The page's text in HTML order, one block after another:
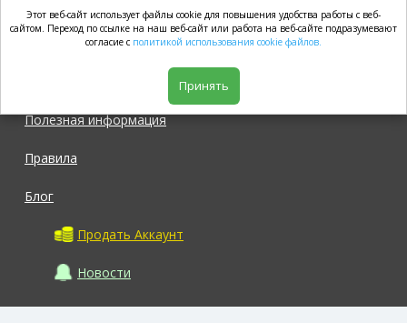
market.com
Полезная информация
Правила
Блог
Продать Аккаунт
Новости
Этот веб-сайт использует файлы cookie для повышения удобства работы с веб-
сайтом. Переход по ссылке на наш веб-сайт или работа на веб-сайте подразумевают
согласие с политикой использования cookie файлов.
Принять